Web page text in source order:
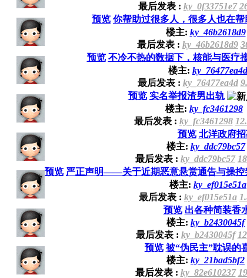
最后发表 : ky_0f33751e7
预览 你帮助过很多人，很多人也在帮
楼主: ky_46b2618d9
最后发表 : ky_46b2618d9
预览 不冷不热的数据下，核能与医疗
楼主: ky_76477ea4d
最后发表 : ky_76477ea4d
预览 实名举报渣男出轨
楼主: ky_fc3461298
最后发表 : ky_fc3461298
预览 北洋政府
楼主: ky_ddc79bc57
最后发表 : ky_ddc79bc57
预览 严正声明——关于近期恶意悬赏通告与操控
楼主: ky_ef015e51a
最后发表 : ky_ef015e51a
预览 出各种简装香
楼主: ky_b2430045f
最后发表 : ky_b2430045f
预览 被“伪民主”耽误的
楼主: ky_21bad5bf2
最后发表 : ky_82e610237